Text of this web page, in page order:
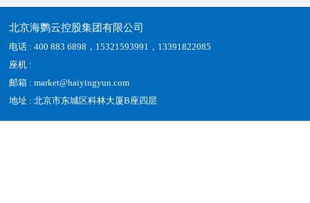
北京海鹦云控股集团有限公司
电话 : 400 883 6898，15321593991，13391822085
座机 :
邮箱 : market@haiyingyun.com
地址 : 北京市东城区科林大厦B座四层